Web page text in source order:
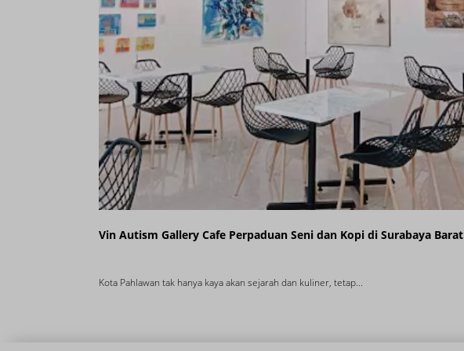
Vin Autism Gallery Cafe Perpaduan Seni dan Kopi di Surabaya Barat
Kota Pahlawan tak hanya kaya akan sejarah dan kuliner, tetap...